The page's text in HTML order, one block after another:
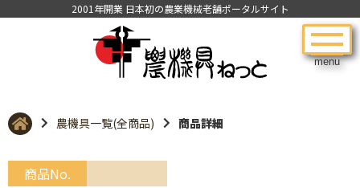
menu
2001年開業 日本初の農業機械老舗ポータルサイト
農機具一覧(全商品) 商品詳細
商品No.